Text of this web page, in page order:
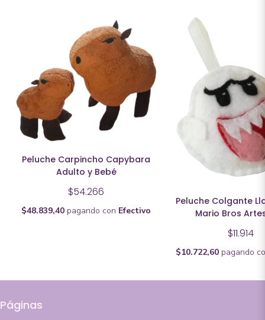
Peluche Carpincho Capybara
Adulto y Bebé
$54.266
$48.839,40 pagando con Efectivo
Peluche Colgante
Mario Bros
$11.914
$10.722,60 pagando
Páginas